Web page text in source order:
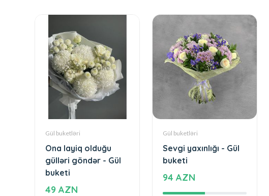
Gül buketləri
Ona layiq olduğu
gülləri göndər - Gül
buketi
49 AZN
Gül buketləri
Sevgi yaxınlığı - Gül
buketi
94 AZN